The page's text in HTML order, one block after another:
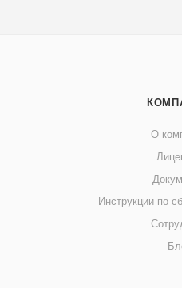
О
Инструкции по